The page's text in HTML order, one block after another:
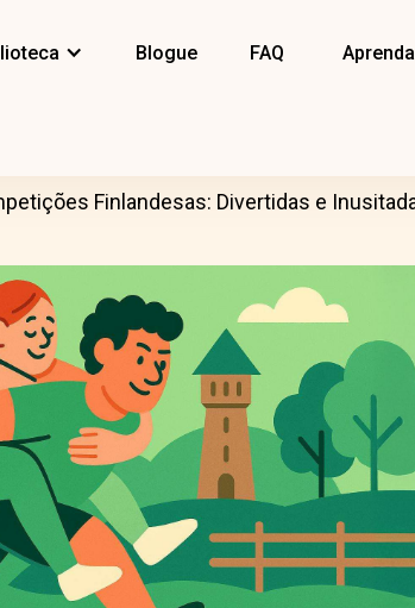
Blogue FAQ
Finlandesas: Divertidas e